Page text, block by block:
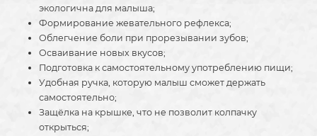
экологична для малыша;
Формирование жевательного рефлекса;
Облегчение боли при прорезывании зубов;
Осваивание новых вкусов;
Подготовка к самостоятельному употреблению пищи;
Удобная ручка, которую малыш сможет держать
самостоятельно;
Защёлка на крышке, что не позволит колпачку
открыться;